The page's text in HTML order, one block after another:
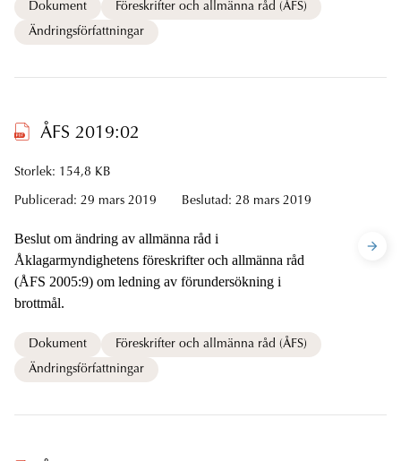
Dokument
Föreskrifter och allmänna råd (ÅFS)
Ändringsförfattningar
ÅFS 2019:02
Storlek: 154,8 KB
Publicerad: 29 mars 2019 Beslutad: 28 mars 2019
Beslut om ändring av allmänna råd i
Åklagarmyndighetens föreskrifter och allmänna råd
(ÅFS 2005:9) om ledning av förundersökning i
brottmål.
Dokument
Föreskrifter och allmänna råd (ÅFS)
Ändringsförfattningar